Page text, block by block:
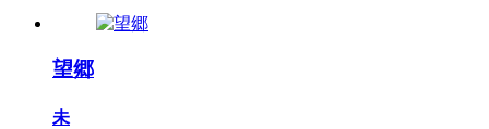
望郷
未